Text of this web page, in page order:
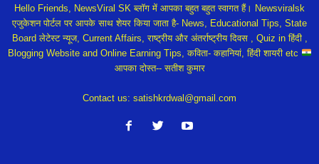
Hello Friends, NewsViral SK ब्लॉग में आपका बहुत बहुत स्वागत हैं। Newsviralsk
एजुकेशन पोर्टल पर आपके साथ शेयर किया जाता है- News, Educational Tips, State
Board लेटेस्ट न्यूज, Current Affairs, राष्ट्रीय और अंतर्राष्ट्रीय दिवस , Quiz in हिंदी ,
Blogging Website and Online Earning Tips, कविता- कहानियां, हिंदी शायरी etc
आपका दोस्त-- सतीश कुमार
Contact us: satishkrdwal@gmail.com